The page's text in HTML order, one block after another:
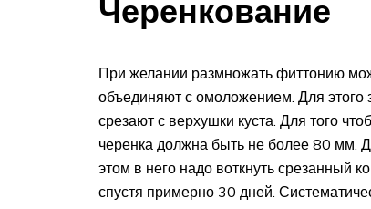
Черенкование
При желании размножать фиттонию
объединяют с омоложением. Для этого
срезают с верхушки куста. Для того
черенка должна быть не более 80 мм.
этом в него надо воткнуть срезанный
спустя примерно 30 дней.